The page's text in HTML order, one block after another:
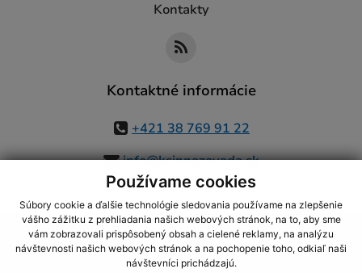
Používame cookies
Súbory cookie a ďalšie technológie sledovania používame na zlepšenie
vášho zážitku z prehliadania našich webových stránok, na to, aby sme
vám zobrazovali prispôsobený obsah a cielené reklamy, na analýzu
návštevnosti našich webových stránok a na pochopenie toho, odkiaľ naši
návštevníci prichádzajú.
Kontakty
Kontaktné informácie
+421 38 769 91 22
info@ksinnazavada.sk
využite možnosť získavania aktuálnych informácií s využitím RSS
CMS systém (redakčný) systém ECHELON 2,Mapa stránok,web portál
webex.digital, s.r.o.,domény,registrácia domény